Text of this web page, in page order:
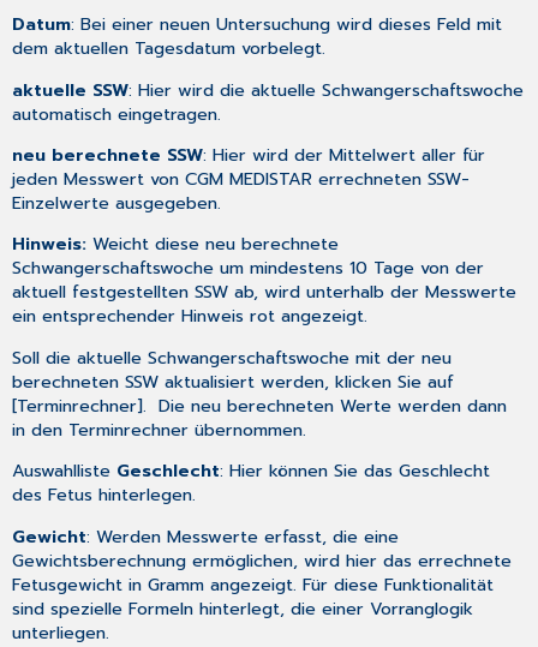
Datum: Bei einer neuen Untersuchung wird dieses Feld mit
dem aktuellen Tagesdatum vorbelegt.
aktuelle SSW: Hier wird die aktuelle Schwangerschaftswoche
automatisch eingetragen.
neu berechnete SSW: Hier wird der Mittelwert aller für
jeden Messwert von CGM MEDISTAR errechneten SSW-
Einzelwerte ausgegeben.
Hinweis:Weicht diese neu berechnete
Schwangerschaftswoche um mindestens 10 Tage von der
aktuell festgestellten SSW ab, wird unterhalb der Messwerte
ein entsprechender Hinweis rot angezeigt.
Soll die aktuelle Schwangerschaftswoche mit der neu
berechneten SSW aktualisiert werden, klicken Sie auf
[Terminrechner]. Die neu berechneten Werte werden dann
in den Terminrechner übernommen.
Auswahlliste Geschlecht: Hier können Sie das Geschlecht
des Fetus hinterlegen.
Gewicht: Werden Messwerte erfasst, die eine
Gewichtsberechnung ermöglichen, wird hier das errechnete
Fetusgewicht in Gramm angezeigt. Für diese Funktionalität
sind spezielle Formeln hinterlegt, die einer Vorranglogik
unterliegen.